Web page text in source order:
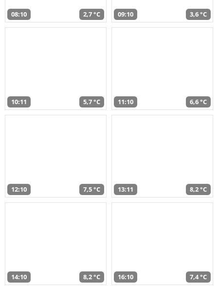
08:10 2,7 °C 09:10 3,6 °C
10:11 5,7 °C 11:10 6,6 °C
12:10 7,5 °C 13:11 8,2 °C
14:10 8,2 °C 16:10 7,4 °C